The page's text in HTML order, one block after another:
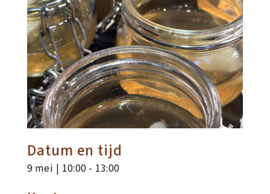
Datum en tijd
9 mei | 10:00- 13:00